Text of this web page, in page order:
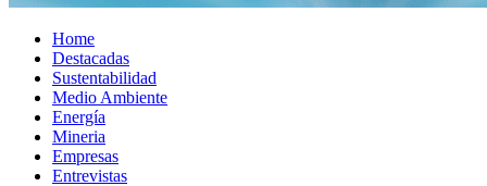
Home
Destacadas
Sustentabilidad
Medio Ambiente
Energía
Mineria
Empresas
Entrevistas